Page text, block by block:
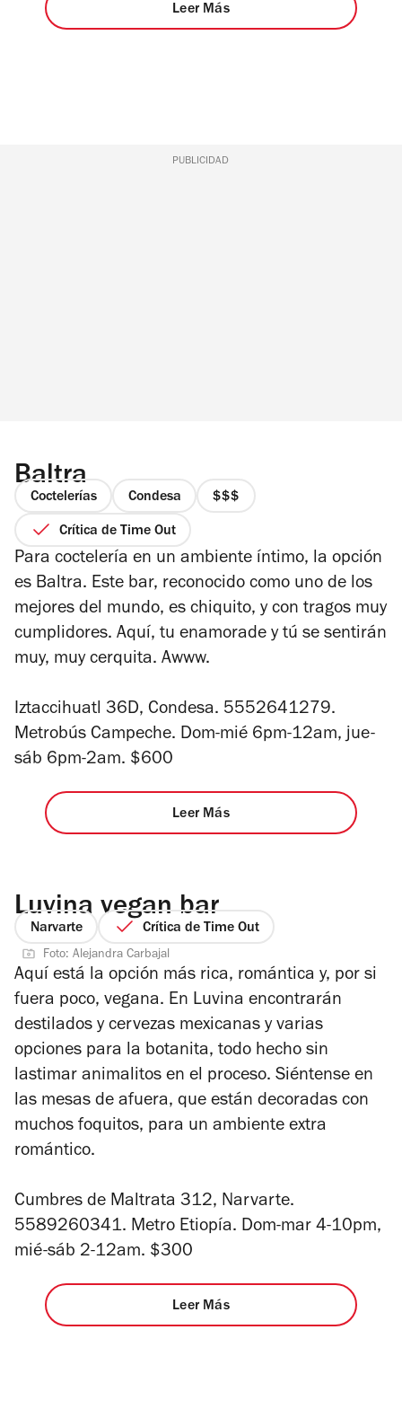
Leer Más
PUBLICIDAD
Baltra
Coctelerías Condesa
precio
de
Crítica de Time Out
Para coctelería en un ambiente íntimo, la opción
es Baltra. Este bar, reconocido como uno de los
mejores del mundo, es chiquito, y con tragos muy
cumplidores. Aquí, tu enamorade y tú se sentirán
muy, muy cerquita. Awww.
Iztaccihuatl 36D, Condesa. 5552641279.
Metrobús Campeche. Dom-mié 6pm-12am, jue-
sáb 6pm-2am. $600
Leer Más
Luvina vegan bar
Narvarte Crítica de Time Out
Foto: Alejandra Carbajal
Aquí está la opción más rica, romántica y, por si
fuera poco, vegana. En Luvina encontrarán
destilados y cervezas mexicanas y varias
opciones para la botanita, todo hecho sin
lastimar animalitos en el proceso. Siéntense en
las mesas de afuera, que están decoradas con
muchos foquitos, para un ambiente extra
romántico.
Cumbres de Maltrata 312, Narvarte.
5589260341. Metro Etiopía. Dom-mar 4-10pm,
mié-sáb 2-12am. $300
Leer Más